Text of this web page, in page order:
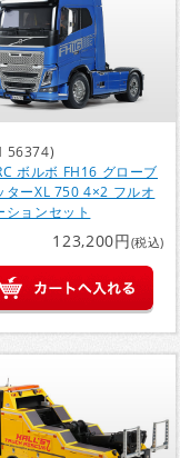
56374)
ボルボ FH16 グローブ
ターXL 750 4×2 フルオ
ションセット
123,200円(税込)